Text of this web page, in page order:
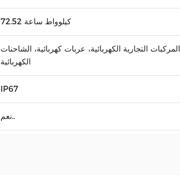
72.52 كيلوواط ساعة
المركبات التجارية الكهربائية، عربات كهربائية، الشاحنات
الكهربائية
IP67
نعم..